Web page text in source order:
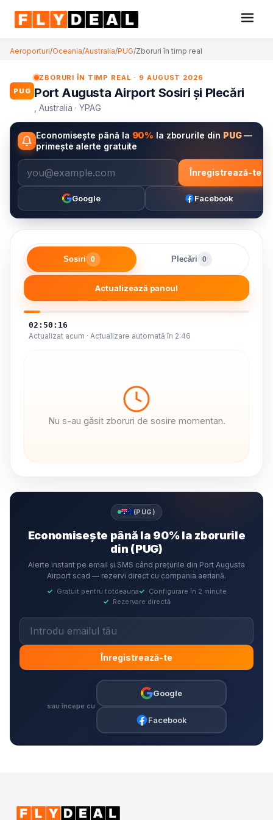
Aeroporturi/Oceania/Australia/PUG/Zboruri în timp real
PUG
ZBORURI ÎN TIMP REAL · 9 AUGUST 2026
Port Augusta Airport Sosiri și Plecări
, Australia · YPAG
Economisește până la 90% la zborurile din PUG—
primește alerte gratuite
Înregistrează-te
Google Facebook
Sosiri 0 Plecări 0
Actualizează panoul
02:50:16
Actualizat acum · Actualizare automată în 2:46
Nu s-au găsit zboruri de sosire momentan.
(PUG)
Economisește până la 90% la zborurile
din (PUG)
Alerte instant pe email și SMS când prețurile din Port Augusta
Airport scad — rezervi direct cu compania aeriană.
✓ Gratuit pentru totdeauna✓ Configurare în 2 minute
✓ Rezervare directă
Înregistrează-te
sau începe cu
Google
Facebook